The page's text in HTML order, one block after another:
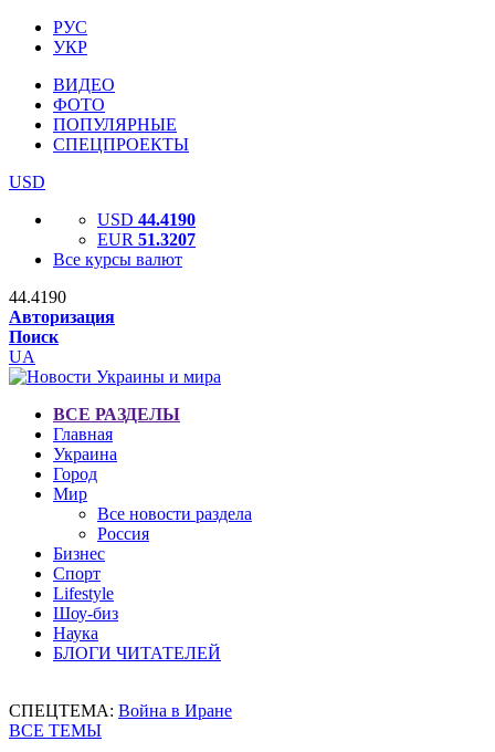
РУС
УКР
ВИДЕО
ФОТО
ПОПУЛЯРНЫЕ
СПЕЦПРОЕКТЫ
USD
USD 44.4190
EUR 51.3207
Все курсы валют
44.4190
Авторизация
Поиск
UA
ВСЕ РАЗДЕЛЫ
Главная
Украина
Город
Мир
Все новости раздела
Россия
Бизнес
Спорт
Lifestyle
Шоу-биз
Наука
БЛОГИ ЧИТАТЕЛЕЙ
СПЕЦТЕМА: Война в Иране
ВСЕ ТЕМЫ